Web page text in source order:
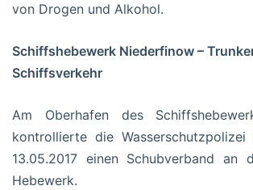
von Drogen und Alkohol.
Schiffshebewerk Niederfinow –
Schiffsverkehr
Am Oberhafen des
kontrollierte die
13.05.2017 einen Schubverband an
Hebewerk.